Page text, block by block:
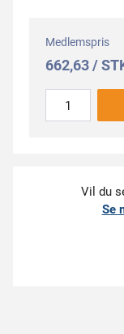
Medlemspris
662,63 /
Vil du
Se